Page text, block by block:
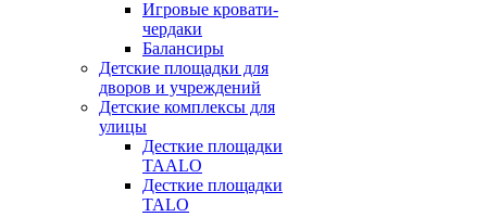
Игровые кровати-
чердаки
Балансиры
Детские площадки для
дворов и учреждений
Детские комплексы для
улицы
Десткие площадки
TAALO
Десткие площадки
TALO